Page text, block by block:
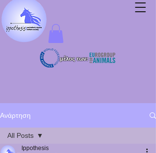
μέλος των:
Ανάρτηση
All Posts
Ippothesis